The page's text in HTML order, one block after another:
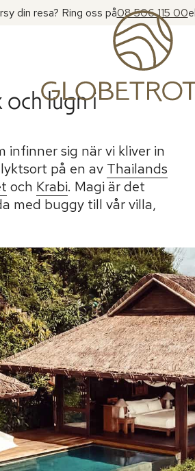
din resa? Ring oss på08 506 115 00
och lugn i
infinner sig när vi kliver in
på en av Thailands
och Krabi. Magi är det
med buggy till vår villa,